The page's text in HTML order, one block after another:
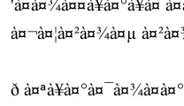
'à¤à¤¾à¤¤à¥à¤°à¥à¤
à¤¬à¤¦à¤²à¤¾à¤µ
ð